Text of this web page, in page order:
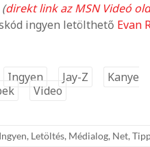
(direkt link az MSN Videó
ingyen letölthető Evan
Ingyen Jay-Z
Kanye
Video
Ingyen, Letöltés, Médialog, Net,